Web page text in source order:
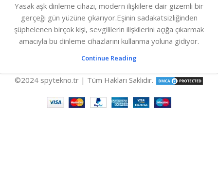
Yasak aşk dinleme cihazı, modern ilişkilere dair gizemli bir
gerçeği gün yüzüne çıkarıyor.Eşinin sadakatsizliğinden
şüphelenen birçok kişi, sevgililerin ilişkilerini açığa çıkarmak
amacıyla bu dinleme cihazlarını kullanma yoluna gidiyor.
Continue Reading
©2024 spytekno.tr | Tüm Hakları Saklıdır.